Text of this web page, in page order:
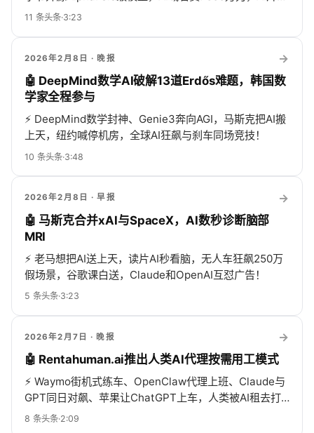
拍老电影吵翻天，思想社会模型自己开辩论会，No Code
11 条头条·3:23
2026年2月8日 · 晚报
→
🤖 DeepMind数学AI破解13道Erdős难题，韩国数
学家全程参与
⚡ DeepMind数学封神、Genie3奔向AGI，马斯克把AI搬
上天，纽约喊停机房，全球AI狂飙与刹车同场竞技！
10 条头条·3:48
2026年2月8日 · 早报
→
🤖 马斯克合并xAI与SpaceX，AI数秒诊断脑部
MRI
⚡ 老马想把AI送上天，读片AI秒看脑，无人车狂飙250万
假场景，谷歌课白送，Claude和OpenAI互怼广告！
5 条头条·3:23
2026年2月7日 · 晚报
→
🤖 Rentahuman.ai推出人类AI代理按需用工模式
⚡ Waymo街机式练车、OpenClaw代理上班、Claude与
GPT同日对飙、苹果让ChatGPT上车，人类被AI租去打
工…
8 条头条·2:09